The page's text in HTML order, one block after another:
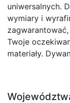
uniwersalnych.
wymiary i
Twoje
materiały.